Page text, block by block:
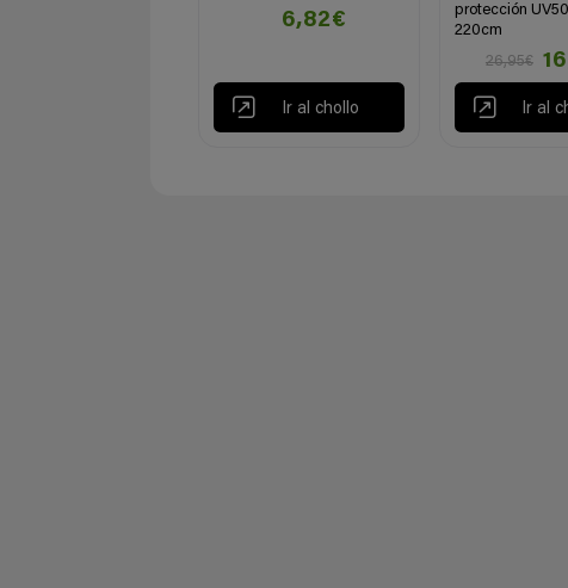
6,82€
Ir al chollo
protección
220cm
26,95€
Ir al